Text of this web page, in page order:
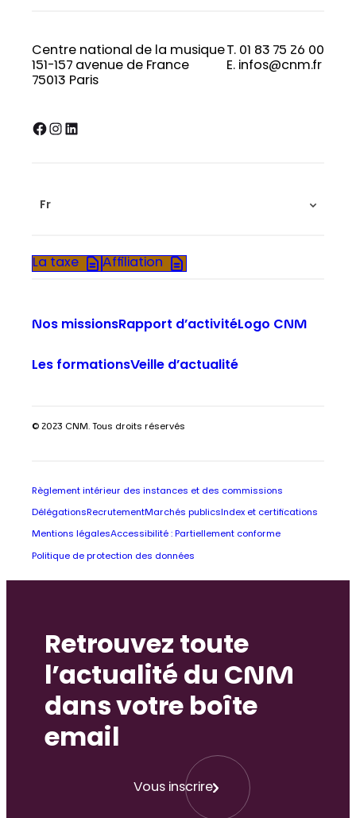
Centre national de la musique
151-157 avenue de France
75013 Paris
T. 01 83 75 26 00
E. infos@cnm.fr
Facebook InstagramLinkedIn
Fr
La taxe Affiliation
Nos missionsRapport d’activitéLogo CNM
Les formationsVeille d’actualité
© 2023 CNM. Tous droits réservés
Règlement intérieur des instances et des commissions
DélégationsRecrutementMarchés publicsIndex et certifications
Mentions légalesAccessibilité : Partiellement conforme
Politique de protection des données
Retrouvez toute
l’actualité du CNM
dans votre boîte
email
Vous inscrire